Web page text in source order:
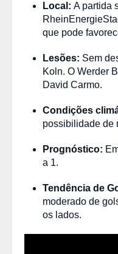
Local: A partida
que pode
Lesões: Sem
Koln. O Werder
David Carmo.
Condições
possibilidade de
Prognóstico:
a 1.
Tendência de
moderado de
os lados.